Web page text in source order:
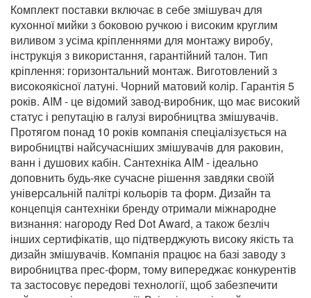
Комплект поставки включає в себе змішувач для
кухонної мийки з боковою ручкою і високим круглим
виливом з усіма кріпленнями для монтажу виробу,
інструкція з використання, гарантійний талон. Тип
кріплення: горизонтальний монтаж. Виготовлений з
високоякісної латуні. Чорний матовий колір. Гарантія 5
років. AIM - це відомий завод-виробник, що має високий
статус і репутацію в галузі виробництва змішувачів.
Протягом понад 10 років компанія спеціалізується на
виробництві найсучасніших змішувачів для раковин,
ванн і душових кабін. Сантехніка AIM - ідеально
доповнить будь-яке сучасне рішення завдяки своїй
універсальній палітрі кольорів та форм. Дизайн та
концепція сантехніки бренду отримали міжнародне
визнання: нагороду Red Dot Award, а також безліч
інших сертифікатів, що підтверджують високу якість та
дизайн змішувачів. Компанія працює на базі заводу з
виробництва прес-форм, тому випереджає конкурентів
та застосовує передові технології, щоб забезпечити